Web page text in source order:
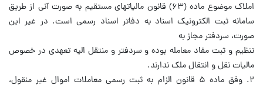
املاک موضوع ماده (۶۳) قانون مالیاتهای مستقیم به صورت آنی از طریق
سامانه ثبت الکترونیک اسناد به دفاتر اسناد رسمی است. در غیر این
صورت، سردفتر مجاز به
تنظیم و ثبت مفاد معامله بوده و سردفتر و منتقل الیه تعهدی در خصوص
مالیات نقل و انتقال ملک ندارند.
۲. وفق ماده ۵ قانون الزام به ثبت رسمی معاملات اموال غیر منقول،